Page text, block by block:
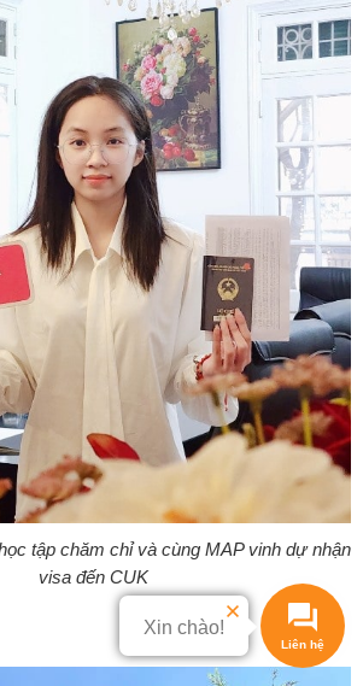
tập chăm chỉ và cùng MAP vinh dự nhận
visa đến CUK